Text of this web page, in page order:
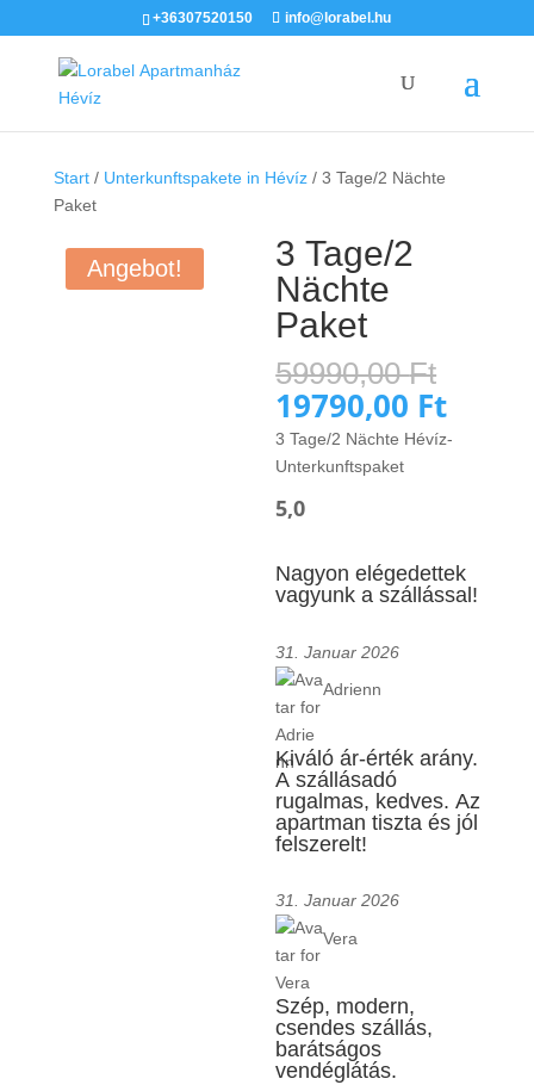
+36307520150 info@lorabel.hu
Start/ Unterkunftspakete in Hévíz/ 3 Tage/2 Nächte
Paket
Angebot!
3 Tage/2
Nächte
Paket
59990,00Ft
19790,00 Ft
Preis
3 Tage/2 Nächte Hévíz-
Unterkunftspaket
5,0
Nagyon elégedettek
vagyunk a szállással!
31. Januar 2026
Adrienn
Kiváló ár-érték arány.
A szállásadó
rugalmas, kedves. Az
apartman tiszta és jól
felszerelt!
31. Januar 2026
Vera
Szép, modern,
csendes szállás,
barátságos
vendéglátás.